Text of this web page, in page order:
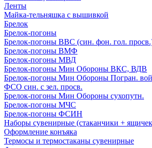
Ленты
Майка-тельняшка с вышивкой
Брелок
Брелок-погоны
Брелок-погоны ВВС (син. фон. гол.
Брелок-погоны ВМФ
Брелок-погоны МВД
Брелок-погоны Мин Обороны ВКС, ВДВ
Брелок-погоны Мин Обороны Погран.
ФСО син. с зел. просв.
Брелок-погоны Мин Обороны сухопутн.
Брелок-погоны МЧС
Брелок-погоны ФСИН
Наборы сувенирные (стаканчики +
Оформление конъяка
Термосы и термостаканы сувенирные